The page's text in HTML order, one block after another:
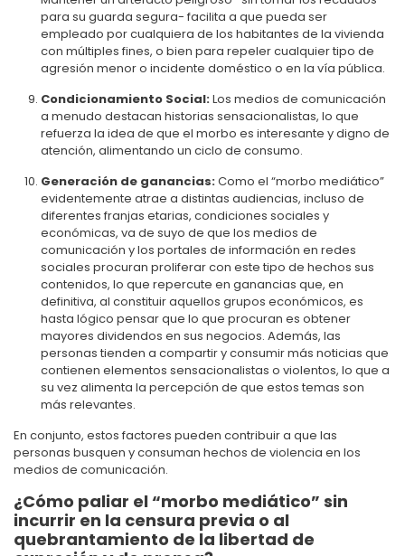
para su guarda segura- facilita a que pueda ser
empleado por cualquiera de los habitantes de la vivienda
con múltiples fines, o bien para repeler cualquier tipo de
agresión menor o incidente doméstico o en la vía pública.
Condicionamiento Social:Los medios de comunicación
a menudo destacan historias sensacionalistas, lo que
refuerza la idea de que el morbo es interesante y digno de
atención, alimentando un ciclo de consumo.
Generación de ganancias:Como el “morbo mediático”
evidentemente atrae a distintas audiencias, incluso de
diferentes franjas etarias, condiciones sociales y
económicas, va de suyo de que los medios de
comunicación y los portales de información en redes
sociales procuran proliferar con este tipo de hechos sus
contenidos, lo que repercute en ganancias que, en
definitiva, al constituir aquellos grupos económicos, es
hasta lógico pensar que lo que procuran es obtener
mayores dividendos en sus negocios. Además, las
personas tienden a compartir y consumir más noticias que
contienen elementos sensacionalistas o violentos, lo que a
su vez alimenta la percepción de que estos temas son
más relevantes.
En conjunto, estos factores pueden contribuir a que las
personas busquen y consuman hechos de violencia en los
medios de comunicación.
¿Cómo paliar el “morbo mediático” sin
incurrir en la censura previa o al
quebrantamiento de la libertad de